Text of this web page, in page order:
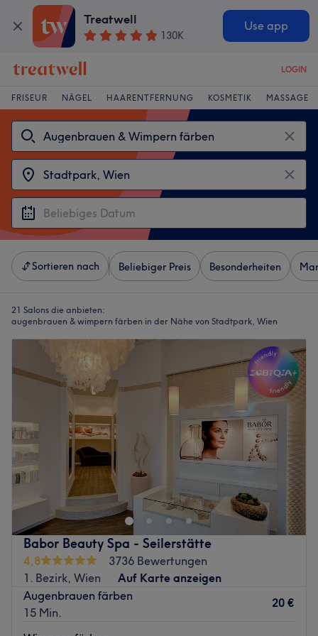
Treatwell
130K
Use app
LOGIN
FRISEUR NÄGEL HAARENTFERNUNG KOSMETIK MASSAGE
Sortieren nach Beliebiger Preis Besonderheiten
21 Salons die anbieten:
augenbrauen & wimpern färben in der Nähe von Stadtpark, Wien
Babor Beauty Spa - Seilerstätte
4,8
3736 Bewertungen
1. Bezirk, Wien
Auf Karte anzeigen
Augenbrauen färben
15 Min.
20 €